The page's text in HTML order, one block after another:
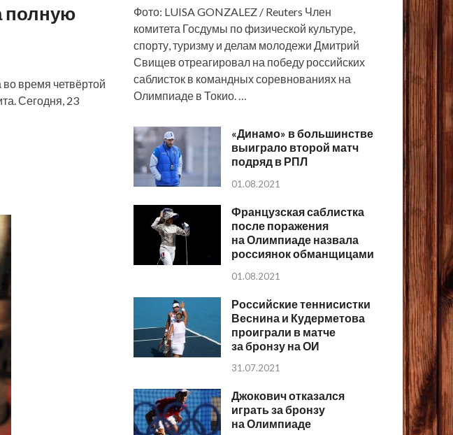
полную
время четвёртой
Сегодня, 23
Фото: LUISA GONZALEZ / Reuters Член
комитета Госдумы по физической культуре,
спорту, туризму и делам молодежи Дмитрий
Свищев отреагировал на победу российских
саблисток в командных соревнованиях на
Олимпиаде в Токио. …
«Динамо» в большинстве
выиграло второй матч
подряд в РПЛ
01.08.2021
Французская саблистка
после поражения
на Олимпиаде назвала
россиянок обманщицами
01.08.2021
Российские теннисистки
Веснина и Кудерметова
проиграли в матче
за бронзу на ОИ
31.07.2021
Джокович отказался
играть за бронзу
на Олимпиаде